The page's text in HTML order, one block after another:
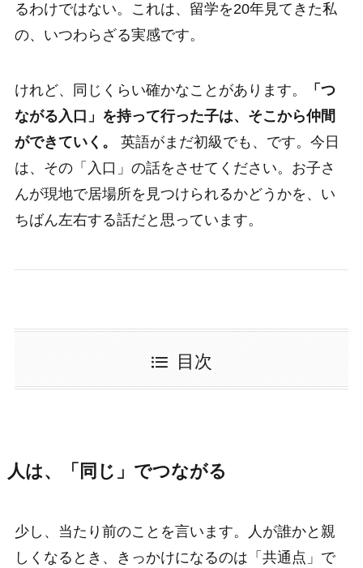
るわけではない。これは、留学を20年見てきた私
の、いつわらざる実感です。
けれど、同じくらい確かなことがあります。
「つ
ながる入口」を持って行った子は、そこから仲間
ができていく。
英語がまだ初級でも、です。今日
は、その「入口」の話をさせてください。お子さ
んが現地で居場所を見つけられるかどうかを、い
ちばん左右する話だと思っています。
目次
人は、「同じ」でつながる
少し、当たり前のことを言います。人が誰かと親
しくなるとき、きっかけになるのは「共通点」で